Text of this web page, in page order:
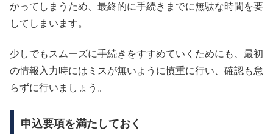
かってしまうため、最終的に手続きまでに無駄な時間を要
してしまいます。
少しでもスムーズに手続きをすすめていくためにも、最初
の情報入力時にはミスが無いように慎重に行い、確認も怠
らずに行いましょう。
申込要項を満たしておく